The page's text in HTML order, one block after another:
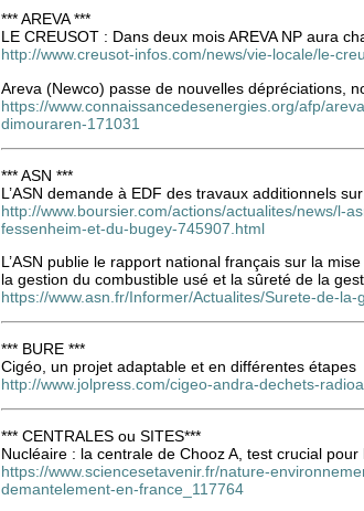
*** AREVA ***
LE CREUSOT : Dans deux mois AREVA NP aura
http://www.creusot-infos.com/news/vie-locale/le-
Areva (Newco) passe de nouvelles dépréciations,
https://www.connaissancedesenergies.org/afp/
dimouraren-171031
*** ASN ***
L’ASN demande à EDF des travaux additionnels
http://www.boursier.com/actions/actualites/news/l-
fessenheim-et-du-bugey-745907.html
L’ASN publie le rapport national français sur la
la gestion du combustible usé et la sûreté de la
https://www.asn.fr/Informer/Actualites/Surete-de-
*** BURE ***
Cigéo, un projet adaptable et en différentes étapes
http://www.jolpress.com/cigeo-andra-dechets-
*** CENTRALES ou SITES***
Nucléaire : la centrale de Chooz A, test crucial
https://www.sciencesetavenir.fr/nature-
demantelement-en-france_117764